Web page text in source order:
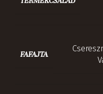
FAFAJTA